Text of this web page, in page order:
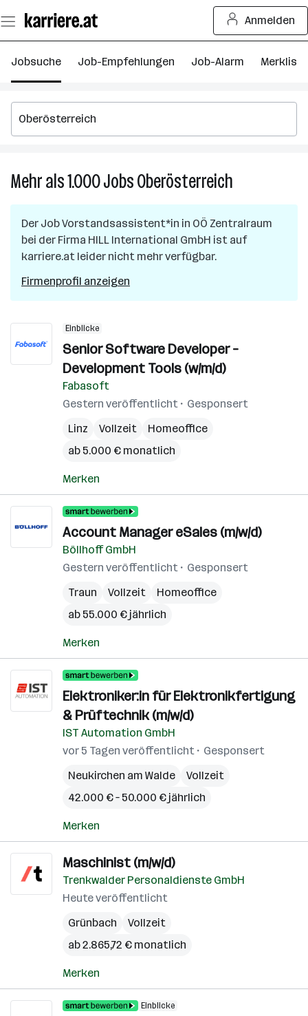
Seiteninhalt
springen
Anmelden
Jobsuche Job-Empfehlungen Job-Alarm Merkliste
Mehr als 1.000JobsOberösterreich
Jobs
in
Der JobVorstandsassistent*in in OÖ Zentralraum
bei der Firma HILL International GmbH ist auf
karriere.at leider nicht mehr verfügbar.
Firmenprofil anzeigen
Einblicke
Senior Software Developer –
Development Tools (w/m/d)
Fabasoft
Gestern veröffentlicht
Gesponsert
Linz
Vollzeit
Homeoffice
ab 5.000 € monatlich
Merken
Account Manager eSales (m/w/d)
Böllhoff GmbH
Gestern veröffentlicht
Gesponsert
Traun
Vollzeit
Homeoffice
ab 55.000 € jährlich
Merken
Elektroniker:in für Elektronikfertigung
& Prüftechnik (m/w/d)
IST Automation GmbH
vor 5 Tagen veröffentlicht
Gesponsert
Neukirchen am Walde
Vollzeit
42.000 € – 50.000 € jährlich
Merken
Maschinist (m/w/d)
Trenkwalder Personaldienste GmbH
Heute veröffentlicht
Grünbach
Vollzeit
ab 2.865,72 € monatlich
Merken
Einblicke